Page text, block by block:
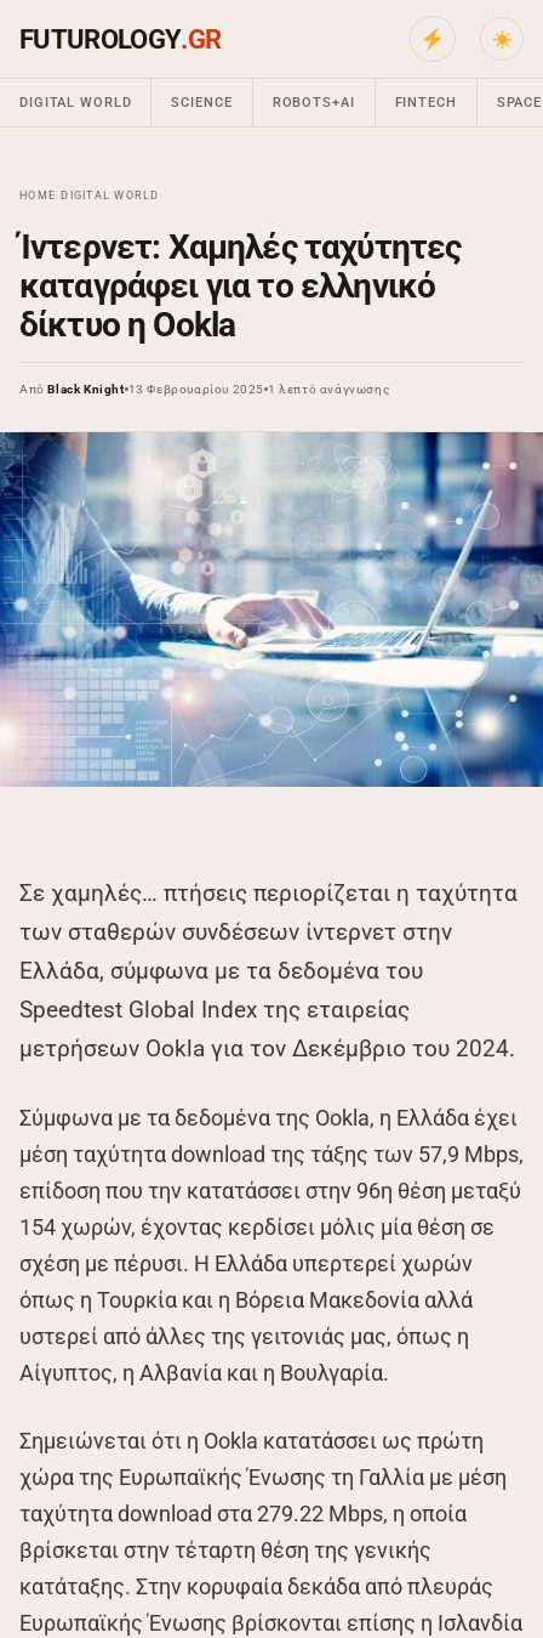
FUTUROLOGY.GR
DIGITAL WORLD SCIENCE ROBOTS+AI FINTECH SPACE
HOME DIGITAL WORLD
Ίντερνετ: Χαμηλές ταχύτητες
καταγράφει για το ελληνικό
δίκτυο η Ookla
ΑπόBlack Knight 13 Φεβρουαρίου 2025 1 λεπτό ανάγνωσης
Σε χαμηλές… πτήσεις περιορίζεται η ταχύτητα
των σταθερών συνδέσεων ίντερνετ στην
Ελλάδα, σύμφωνα με τα δεδομένα του
Speedtest Global Index της εταιρείας
μετρήσεων Ookla για τον Δεκέμβριο του 2024.
Σύμφωνα με τα δεδομένα της Ookla, η Ελλάδα έχει
μέση ταχύτητα download της τάξης των 57,9 Mbps,
επίδοση που την κατατάσσει στην 96η θέση μεταξύ
154 χωρών, έχοντας κερδίσει μόλις μία θέση σε
σχέση με πέρυσι. Η Ελλάδα υπερτερεί χωρών
όπως η Τουρκία και η Βόρεια Μακεδονία αλλά
υστερεί από άλλες της γειτονιάς μας, όπως η
Αίγυπτος, η Αλβανία και η Βουλγαρία.
Σημειώνεται ότι η Ookla κατατάσσει ως πρώτη
χώρα της Ευρωπαϊκής Ένωσης τη Γαλλία με μέση
ταχύτητα download στα 279.22 Mbps, η οποία
βρίσκεται στην τέταρτη θέση της γενικής
κατάταξης. Στην κορυφαία δεκάδα από πλευράς
Ευρωπαϊκής Ένωσης βρίσκονται επίσης η Ισλανδία